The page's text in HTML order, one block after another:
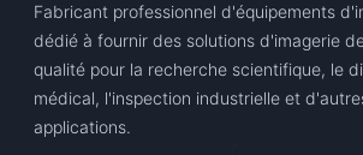
Fabricant professionnel d'équipements
dédié à fournir des solutions d'imagerie
qualité pour la recherche scientifique, le
médical, l'inspection industrielle et
applications.